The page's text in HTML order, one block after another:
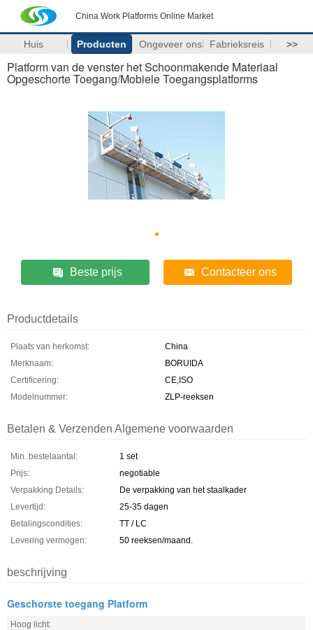
China Work Platforms Online Market
Huis Producten Ongeveer ons Fabrieksreis >>
Platform van de venster het Schoonmakende Materiaal
Opgeschorte Toegang/Mobiele Toegangsplatforms
Beste prijs Contacteer ons
Productdetails
Plaats van herkomst:
China
Merknaam:
BORUIDA
Certificering:
CE,ISO
Modelnummer:
ZLP-reeksen
Betalen & Verzenden Algemene voorwaarden
Min. bestelaantal:
1 set
Prijs:
negotiable
Verpakking Details:
De verpakking van het staalkader
Levertijd:
25-35 dagen
Betalingscondities:
TT / LC
Levering vermogen:
50 reeksen/maand.
beschrijving
Geschorste toegang Platform
Hoog licht: